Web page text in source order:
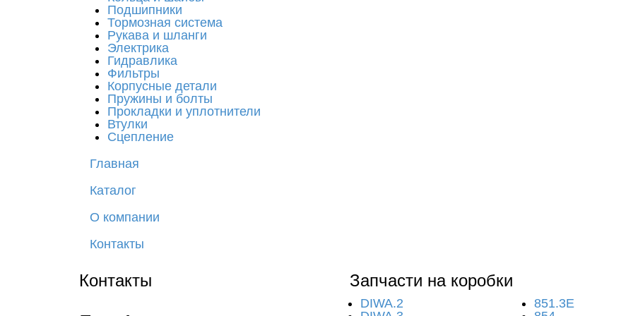
Подшипники
Тормозная система
Рукава и шланги
Электрика
Гидравлика
Фильтры
Корпусные детали
Пружины и болты
Прокладки и уплотнители
Втулки
Сцепление
Главная
Каталог
О компании
Контакты
Контакты Запчасти на коробки
DIWA.2
851.3E